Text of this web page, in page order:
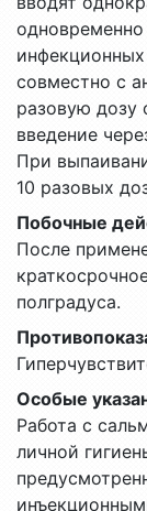
совместно с
разовую дозу
введение
При
10 разовых
Побочные
После
полградуса.
Особые
Работа с
личной